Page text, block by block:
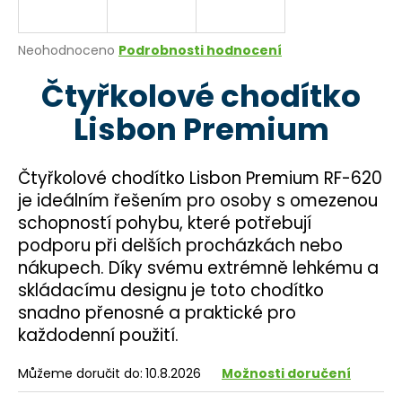
Průměrné
produktu
hvězdiček.
Neohodnoceno Podrobnosti hodnocení
Čtyřkolové chodítko
Lisbon Premium
Čtyřkolové chodítko Lisbon Premium RF-620
je ideálním řešením pro osoby s omezenou
schopností pohybu, které potřebují
podporu při delších procházkách nebo
nákupech. Díky svému extrémně lehkému a
skládacímu designu je toto chodítko
snadno přenosné a praktické pro
každodenní použití.
Můžeme doručit do: 10.8.2026 Možnosti doručení
j
HLEDAT
D
o
p
o
r
u